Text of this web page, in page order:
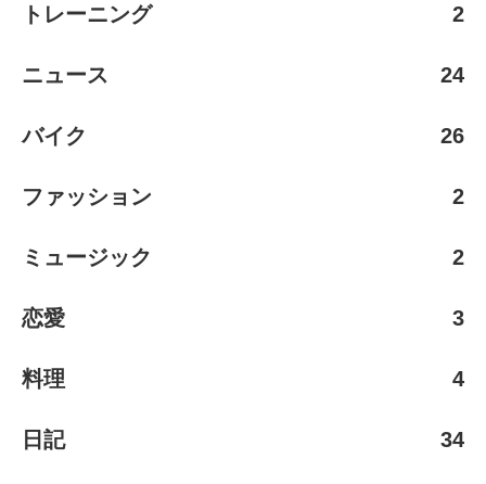
トレーニング 2
ニュース 24
バイク 26
ファッション 2
ミュージック 2
恋愛 3
料理 4
日記 34